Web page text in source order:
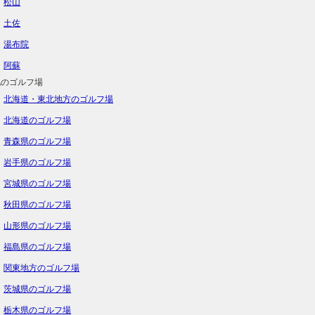
土佐
湯布院
阿蘇
ゴルフ場
北海道・東北地方のゴルフ場
北海道のゴルフ場
青森県のゴルフ場
岩手県のゴルフ場
宮城県のゴルフ場
秋田県のゴルフ場
山形県のゴルフ場
福島県のゴルフ場
関東地方のゴルフ場
茨城県のゴルフ場
栃木県のゴルフ場